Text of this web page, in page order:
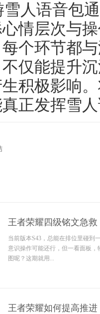
人语音包
情层次与
个环节都
仅能提升
积极影响
正发挥雪
王者荣耀四级铭文急
当前版本S43，总能在排位里碰到
意识操作可能还行，但一看面板，
图呢？这期就用...
王者荣耀如何提高推